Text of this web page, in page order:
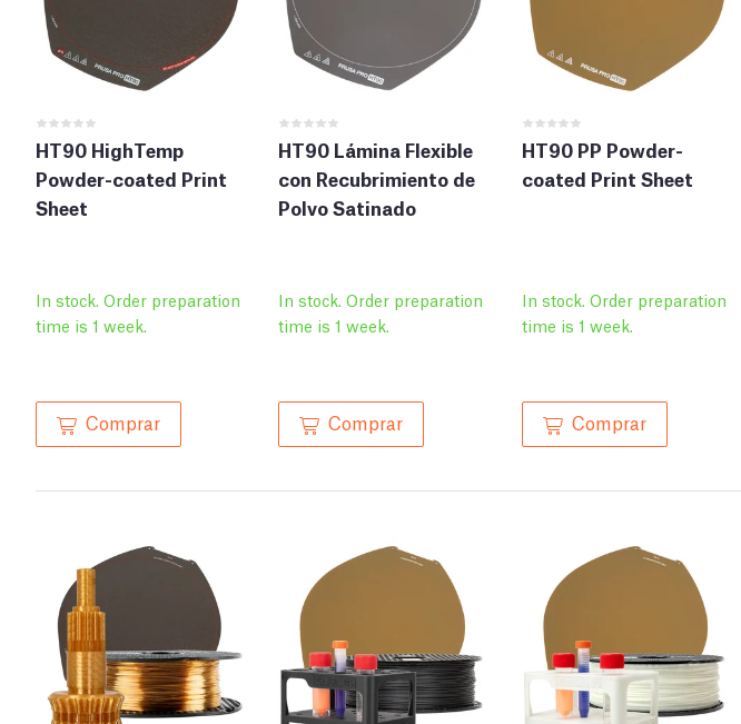
HT90 HighTemp
Powder-coated Print
Sheet
In stock. Order preparation
time is 1 week.
Comprar
HT90 Lámina Flexible
con Recubrimiento de
Polvo Satinado
In stock. Order preparation
time is 1 week.
Comprar
HT90 PP Powder-
coated Print Sheet
In stock. Order preparation
time is 1 week.
Comprar